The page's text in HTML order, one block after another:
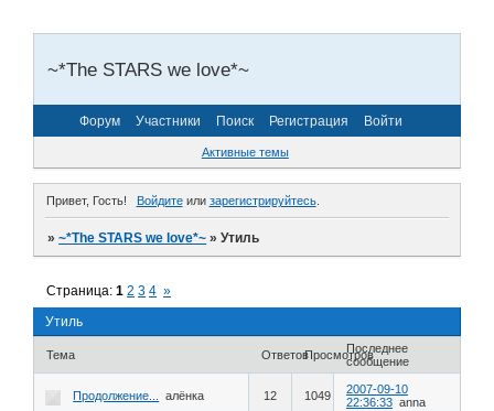
~*The STARS we love*~
Форум Участники Поиск Регистрация Войти
Активные темы
Привет, Гость! Войдитеили зарегистрируйтесь.
»~*The STARS we love*~ »Утиль
Утиль
Страница:1 2 3 4 »
Тема ОтветовПросмотровПоследнее
сообщение
Продолжение... алёнка 12 1049
2007-09-10
22:36:33 anna